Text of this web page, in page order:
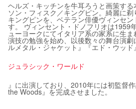
ヘルズ・キッチンを牛耳ろうと画策す
ソン・フィスク／キングピン。綺麗に
キングピンを、ベテラン俳優ヴィンセ
す。 ヴィンセント・ドノフリオは1959
ューヨークにてイタリア系の家系に生
演技の勉強を始め、以後数々の舞台演
ルメタル・ジャケット』『エド・ウッド
ジュラシック・ワールド
』に出演しており、2010年には初監督
the Woods』を完成させました。